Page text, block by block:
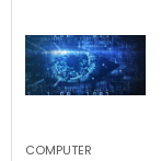
COMPUTER